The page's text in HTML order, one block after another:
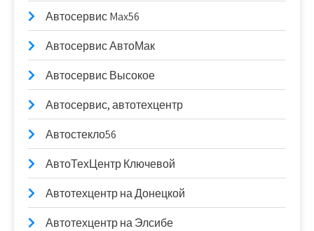
Автосервис Max56
Автосервис АвтоМак
Автосервис Высокое
Автосервис, автотехцентр
Автостекло56
АвтоТехЦентр Ключевой
Автотехцентр на Донецкой
Автотехцентр на Элсибе